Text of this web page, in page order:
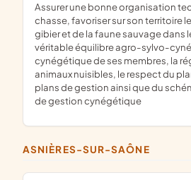
assurer une bonne organisation technique de la
chasse, favoriser sur son territoire
gibier et de la faune sauvage dans
véritable équilibre agro-sylvo-
cynégétique de ses membres, la
animaux nuisibles, le respect du
plans de gestion ainsi que du
de gestion cynégétique
ASNIÈRES-SUR-SAÔNE